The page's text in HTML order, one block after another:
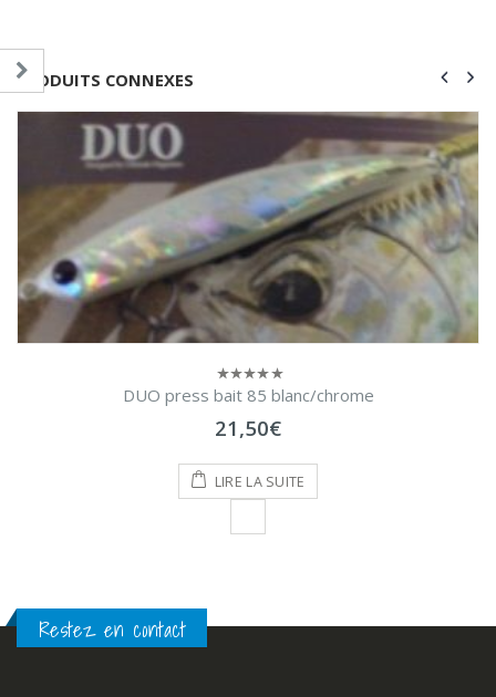
PRODUITS CONNEXES
0
5
DUO press bait 85 blanc/chrome
21,50€
LIRE LA SUITE
Restez en contact